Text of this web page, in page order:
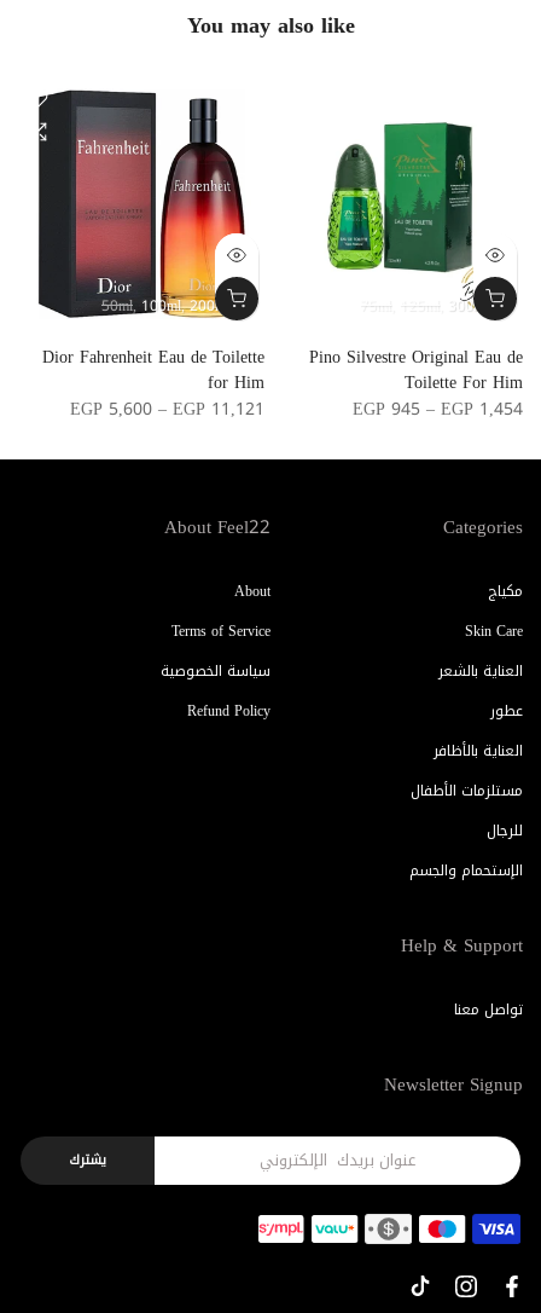
You may also like
50ml 100ml 200ml
Dior Fahrenheit Eau de Toilette
for Him
EGP 5,600 – EGP 11,121
75ml 125ml 300ml
Pino Silvestre Original Eau de
Toilette For Him
EGP 945 – EGP 1,454
Categories
مكياج
Skin Care
العناية بالشعر
عطور
العناية بالأظافر
مستلزمات الأطفال
للرجال
الإستحمام والجسم
About Feel22
About
Terms of Service
سياسة الخصوصية
Refund Policy
Help & Support
تواصل معنا
Newsletter Signup
يشترك